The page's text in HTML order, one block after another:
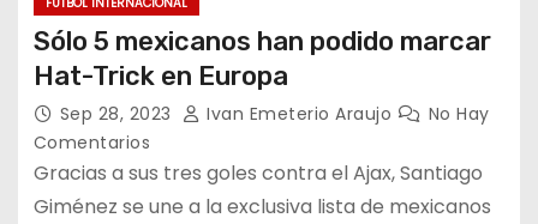
Sólo 5 mexicanos han podido marcar
Hat-Trick en Europa
Sep 28, 2023 Ivan Emeterio Araujo
No Hay
Comentarios
Gracias a sus tres goles contra el Ajax, Santiago
Giménez se une a la exclusiva lista de mexicanos